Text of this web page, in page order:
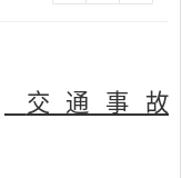
交通事故